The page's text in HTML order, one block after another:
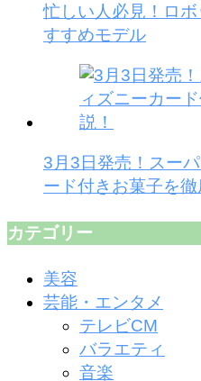
忙しい人必見！ロ
すすめモデル
3月3日発売！スー
ード付きお菓子を徹
カテゴリー
美容
芸能・エンタメ
テレビCM
バラエティ
音楽